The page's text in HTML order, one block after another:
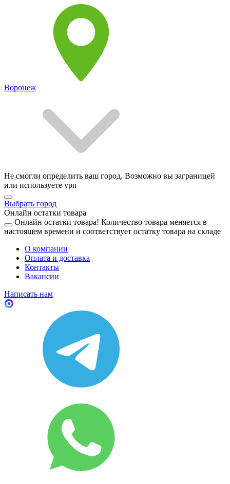
Воронеж
Не смогли определить ваш город. Возможно вы заграницей
или используете vpn
Выбрать город
Онлайн остатки товара
Онлайн остатки товара! Количество товара меняется в
настоящем времени и соответствует остатку товара на складе
О компании
Оплата и доставка
Контакты
Вакансии
Написать нам